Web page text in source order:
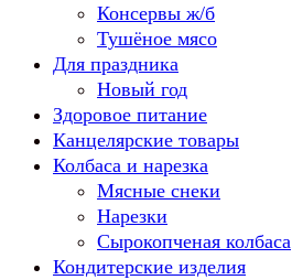
Консервы ж/б
Тушёное мясо
Для праздника
Новый год
Здоровое питание
Канцелярские товары
Колбаса и нарезка
Мясные снеки
Нарезки
Сырокопченая колбаса
Кондитерские изделия